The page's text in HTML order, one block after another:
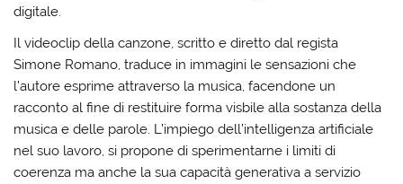
digitale.
Il videoclip della canzone, scritto e diretto dal regista
Simone Romano, traduce in immagini le sensazioni che
l’autore esprime attraverso la musica, facendone un
racconto al fine di restituire forma visbile alla sostanza della
musica e delle parole. L’impiego dell’intelligenza artificiale
nel suo lavoro, si propone di sperimentarne i limiti di
coerenza ma anche la sua capacità generativa a servizio